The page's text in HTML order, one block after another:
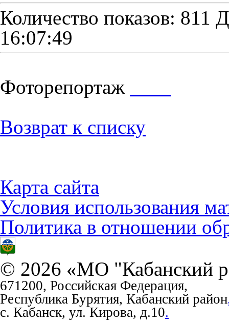
Количество показов: 811
16:07:49
Фоторепортаж
Возврат к списку
Карта сайта
Условия использования
Политика в отношении
© 2026 «МО "Кабанский
671200, Российская Федерация,
Республика Бурятия, Кабанский район
с. Кабанск, ул. Кирова, д.10.